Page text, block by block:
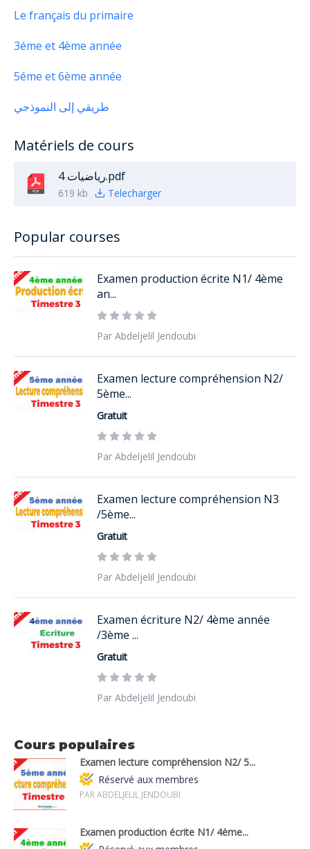
Le français du primaire
3éme et 4ème année
5éme et 6ème année
طريقي إلى النموذجي
Matériels de cours
رياضيات 4.pdf
619 kb Telecharger
Popular courses
Examen production écrite N1/ 4ème
an...
Par Abdeljelil Jendoubi
Examen lecture compréhension N2/
5ème...
Gratuit
Par Abdeljelil Jendoubi
Examen lecture compréhension N3
/5ème...
Gratuit
Par Abdeljelil Jendoubi
Examen écriture N2/ 4ème année
/3ème ...
Gratuit
Par Abdeljelil Jendoubi
Cours populaires
Examen lecture compréhension N2/ 5...
Réservé aux membres
PAR ABDELJELIL JENDOUBI
Examen production écrite N1/ 4ème...